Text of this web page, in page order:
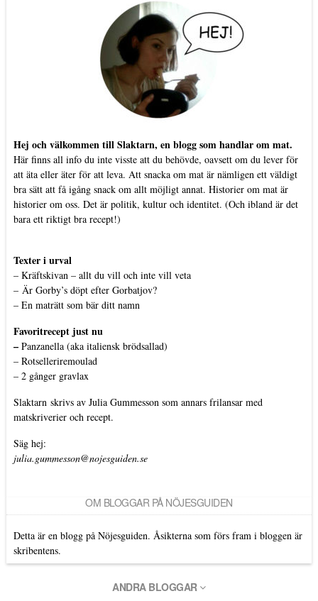
Hej och välkommen till Slaktarn, en blogg som handlar om mat.
Här finns all info du inte visste att du behövde, oavsett om du lever för
att äta eller äter för att leva. Att snacka om mat är nämligen ett väldigt
bra sätt att få igång snack om allt möjligt annat. Historier om mat är
historier om oss. Det är politik, kultur och identitet. (Och ibland är det
bara ett riktigt bra recept!)
Texter i urval
– Kräftskivan – allt du vill och inte vill veta
– Är Gorby’s döpt efter Gorbatjov?
– En maträtt som bär ditt namn
Favoritrecept just nu
– Panzanella (aka italiensk brödsallad)
– Rotselleriremoulad
– 2 gånger gravlax
Slaktarn skrivs av Julia Gummesson som annars frilansar med
matskriverier och recept.
Säg hej:
julia.gummesson@nojesguiden.se
OM BLOGGAR PÅ NÖJESGUIDEN
Detta är en blogg på Nöjesguiden. Åsikterna som förs fram i bloggen är
skribentens.
ANDRA BLOGGAR